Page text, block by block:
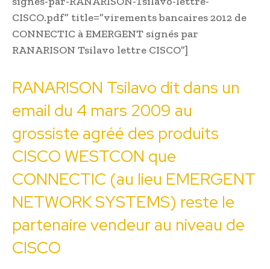
CISCO.pdf” title=”virements bancaires 2012 de
CONNECTIC à EMERGENT signés par
RANARISON Tsilavo lettre CISCO”]
RANARISON Tsilavo dit dans un
email du 4 mars 2009 au
grossiste agréé des produits
CISCO WESTCON que
CONNECTIC (au lieu EMERGENT
NETWORK SYSTEMS) reste le
partenaire vendeur au niveau de
CISCO